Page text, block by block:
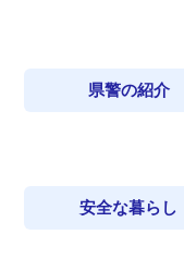
県警の紹介
安全な暮らし